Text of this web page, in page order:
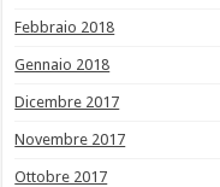
Febbraio 2018
Gennaio 2018
Dicembre 2017
Novembre 2017
Ottobre 2017